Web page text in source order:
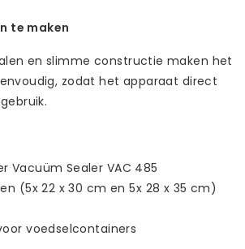
te maken
en slimme constructie maken het
zodat het apparaat direct
Vacuüm Sealer VAC 485
(5x 22 x 30 cm en 5x 28 x 35 cm)
voedselcontainers